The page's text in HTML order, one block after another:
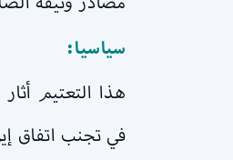
سياسيا:
هذا التعتيم
في تجنب اتفاق